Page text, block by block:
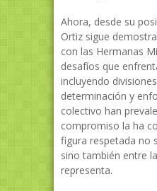
Ahora, desde su
Ortiz sigue
con las Hermanas
desafíos que
incluyendo
determinación y
colectivo han
compromiso la ha
figura respetada no
sino también entre
representa.